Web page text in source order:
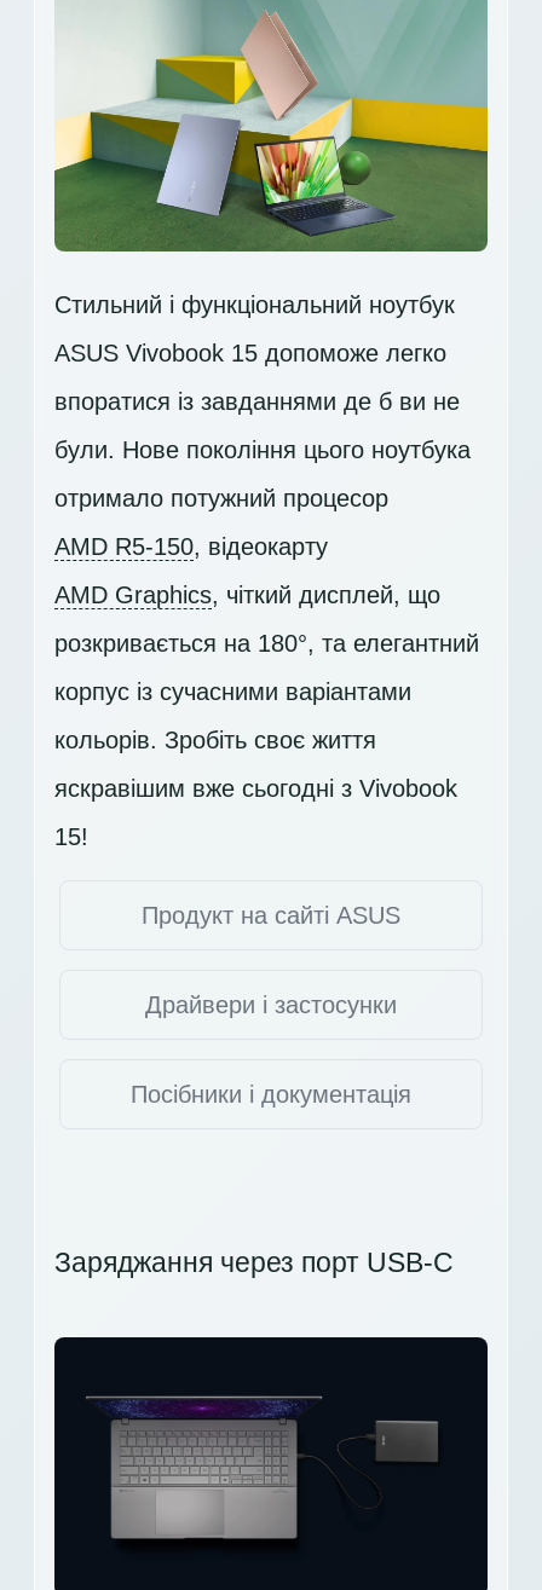
Стильний і функціональний ноутбук
ASUS Vivobook 15 допоможе легко
впоратися із завданнями де б ви не
були. Нове покоління цього ноутбука
отримало потужний процесор
AMD R5-150, відеокарту
AMD Graphics, чіткий дисплей, що
розкривається на 180°, та елегантний
корпус із сучасними варіантами
кольорів. Зробіть своє життя
яскравішим вже сьогодні з Vivobook
15!
Продукт на сайті ASUS
Драйвери і застосунки
Посібники і документація
Заряджання через порт USB-C